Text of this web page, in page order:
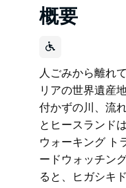
概要
人ごみから離れ
リアの世界遺産
付かずの川、流
とヒースランド
ウォーキング ト
ードウォッチン
ると、ヒガシキ